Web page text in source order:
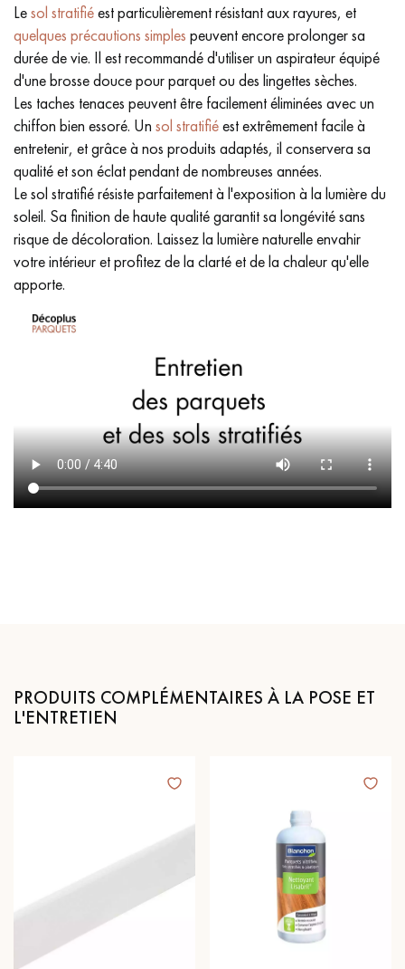
Lesol stratifiéest particulièrement résistant aux rayures, et
quelques précautions simples peuvent encore prolonger sa
durée de vie. Il est recommandé d'utiliser un aspirateur équipé
d'une brosse douce pour parquet ou des lingettes sèches.
Les taches tenaces peuvent être facilement éliminées avec un
chiffon bien essoré. Un sol stratifiéest extrêmement facile à
entretenir, et grâce à nos produits adaptés, il conservera sa
qualité et son éclat pendant de nombreuses années.
Le sol stratifié résiste parfaitement à l'exposition à la lumière du
soleil. Sa finition de haute qualité garantit sa longévité sans
risque de décoloration. Laissez la lumière naturelle envahir
votre intérieur et profitez de la clarté et de la chaleur qu'elle
apporte.
PRODUITS COMPLÉMENTAIRES À LA POSE ET
L'ENTRETIEN